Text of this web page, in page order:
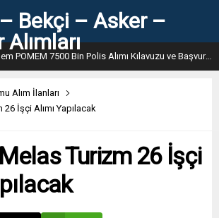
31. Dönem POMEM 7500 Bin Polis Alımı Kılavuzu ve Başvuru Ekranı
Alım İlanları
İşçi Alımı Yapılacak
Turizm 26 İşçi